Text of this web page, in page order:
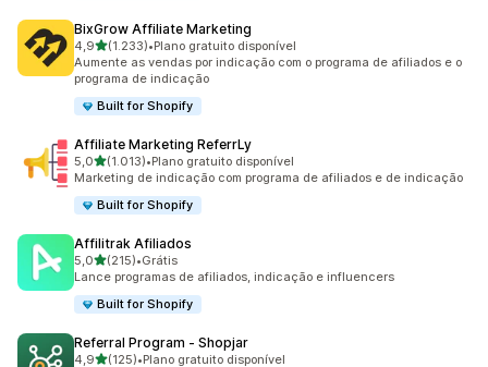
BixGrow Affiliate Marketing
4,9de 5 estrelas
(1.233)
1233 avaliações ao todo
•Plano gratuito disponível
Aumente as vendas por indicação com o programa de afiliados e o
programa de indicação
Built for Shopify
Affiliate Marketing ReferrLy
5,0de 5 estrelas
(1.013)
1013 avaliações ao todo
•Plano gratuito disponível
Marketing de indicação com programa de afiliados e de indicação
Built for Shopify
Affilitrak Afiliados
5,0de 5 estrelas
(215)
215 avaliações ao todo
•Grátis
Lance programas de afiliados, indicação e influencers
Built for Shopify
Referral Program ‑ Shopjar
4,9de 5 estrelas
(125)•Plano gratuito disponível